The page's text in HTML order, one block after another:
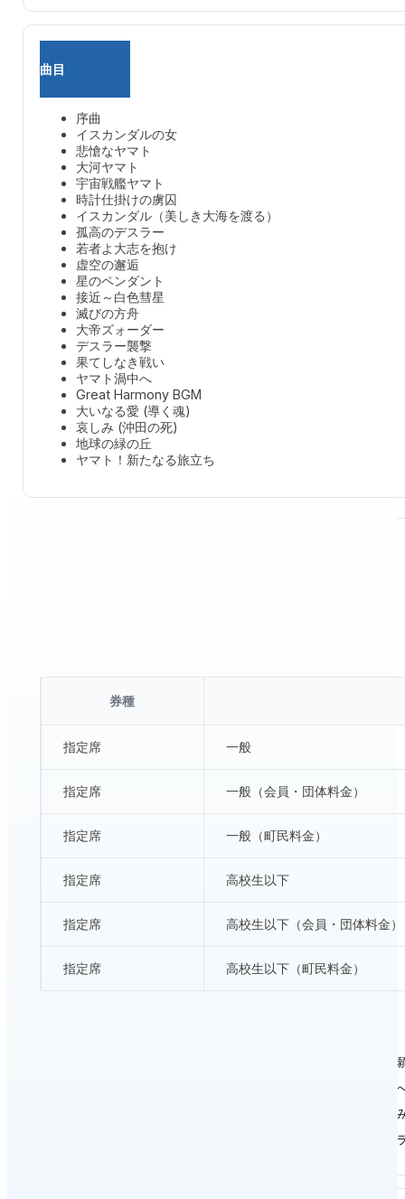
曲目
序曲
イスカンダルの女
悲愴なヤマト
大河ヤマト
宇宙戦艦ヤマト
時計仕掛けの虜囚
イスカンダル（美しき大海を渡る）
孤高のデスラー
若者よ大志を抱け
虚空の邂逅
星のペンダント
接近～白色彗星
滅びの方舟
大帝ズォーダー
デスラー襲撃
果てしなき戦い
ヤマト渦中へ
Great Harmony BGM
大いなる愛 (導く魂)
哀しみ (沖田の死)
地球の緑の丘
ヤマト！新たなる旅立ち
券種
指定席 一般
指定席 一般（会員・団体料金）
指定席 一般（町民料金）
指定席 高校生以下
指定席 高校生以下（会員・団体料金）
指定席 高校生以下（町民料金）
※ 都合により曲目の一部が変更になる場合があります。予めご了承
※ 団体料金は、10名様以上の場合のみになります。ステラシアター
※ 町民料金は、富士河口湖町民のみの設定。ステラシアターへ申込
※ 会員料金はステラシアターフレンドリークラブのみの設定。ステ